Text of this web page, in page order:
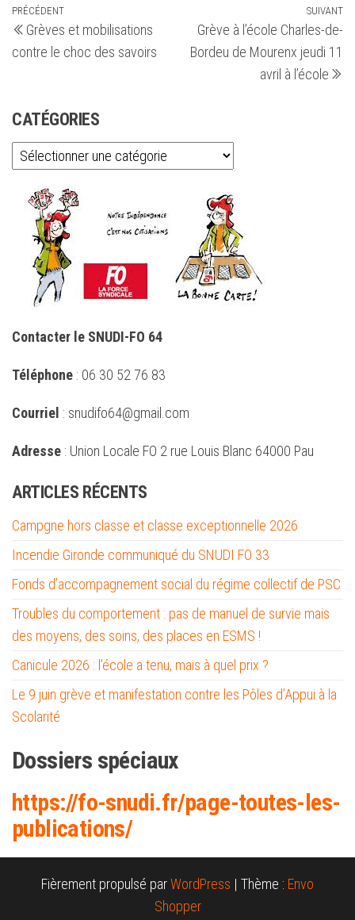
Navigation
de
Article
précédent
PRÉCÉDENT
Grèves et mobilisations
contre le choc des savoirs
SUIVANT
Grève à l’école Charles-de-
Bordeu de Mourenx jeudi 11
avril à l’école
CATÉGORIES
Catégories
Contacter le SNUDI-FO 64
Téléphone : 06 30 52 76 83
Courriel : snudifo64@gmail.com
Adresse : Union Locale FO 2 rue Louis Blanc 64000 Pau
ARTICLES RÉCENTS
Campgne hors classe et classe exceptionnelle 2026
Incendie Gironde communiqué du SNUDI FO 33
Fonds d’accompagnement social du régime collectif de PSC
Troubles du comportement : pas de manuel de survie mais
des moyens, des soins, des places en ESMS !
Canicule 2026 : l’école a tenu, mais à quel prix ?
Le 9 juin grève et manifestation contre les Pôles d’Appui à la
Scolarité
Dossiers spéciaux
https://fo-snudi.fr/page-toutes-les-
publications/
Fièrement propulsé parWordPress | Thème : Envo
Shopper